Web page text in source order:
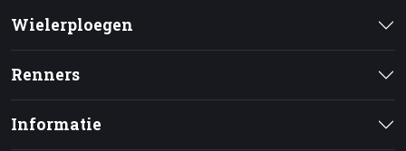
Wielerploegen
Renners
Informatie